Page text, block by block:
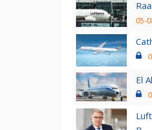
05-
El